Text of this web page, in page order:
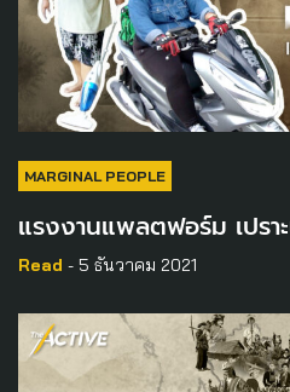
MARGINAL PEOPLE
แรงงานแพลตฟอร์ม เปรา
Read - 5 ธันวาคม 2021